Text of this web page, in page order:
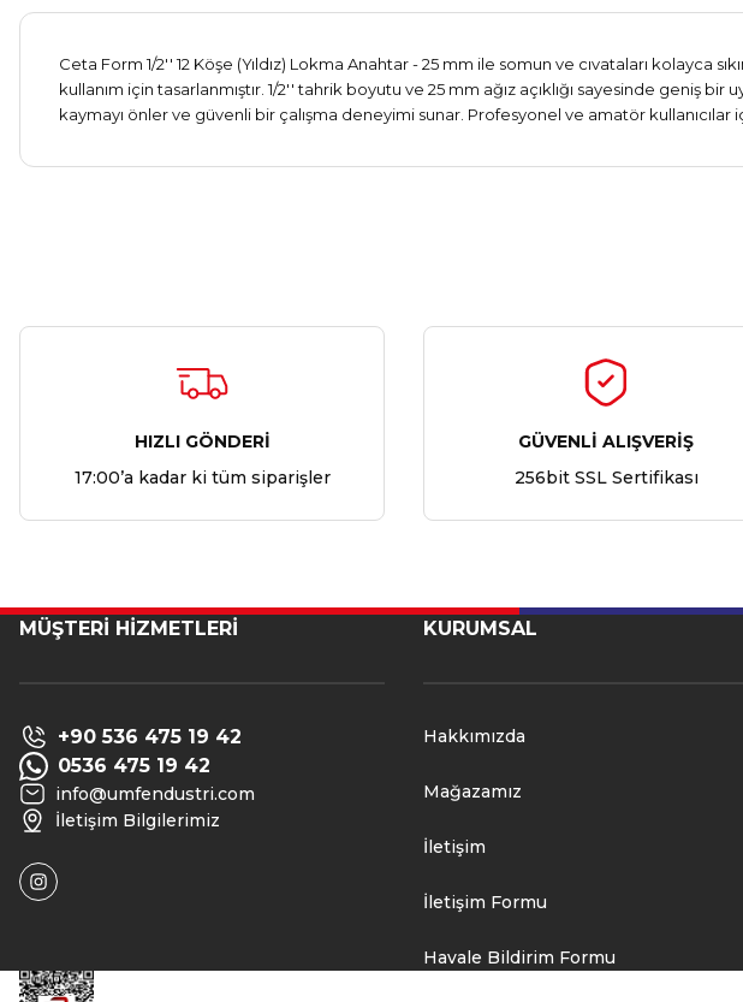
Ceta Form 1/2'' 12 Köşe (Yıldız) Lokma Anahtar - 25 mm ile somun ve cıvataları
kullanım için tasarlanmıştır. 1/2'' tahrik boyutu ve 25 mm ağız açıklığı sayesinde geniş
kaymayı önler ve güvenli bir çalışma deneyimi sunar. Profesyonel ve amatör kullanıcılar
HIZLI GÖNDERİ
17:00’a kadar ki tüm siparişler
GÜVENLİ ALIŞVERİŞ
256bit SSL Sertifikası
MÜŞTERİ HİZMETLERİ
+90 536 475 19 42
0536 475 19 42
info@umfendustri.com
İletişim Bilgilerimiz
KURUMSAL
Hakkımızda
Mağazamız
İletişim
İletişim Formu
Havale Bildirim Formu